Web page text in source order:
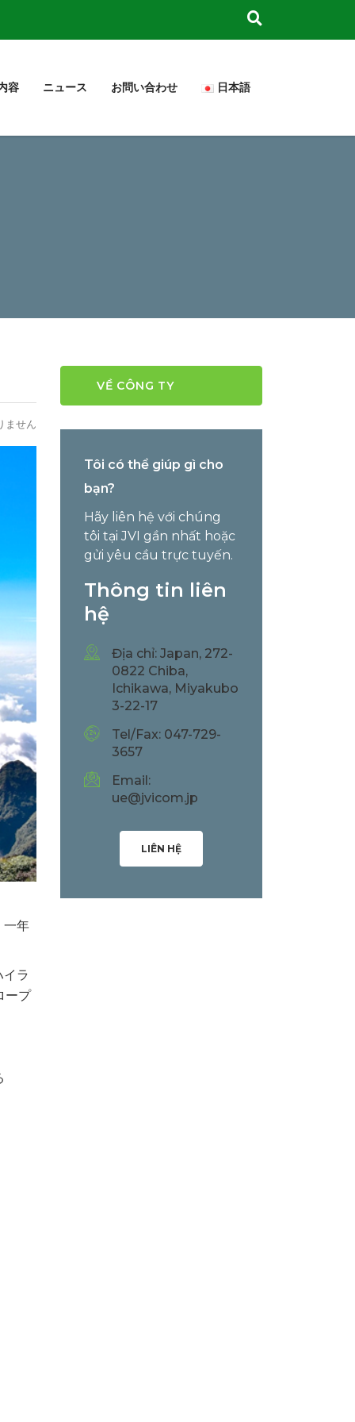
容 ニュース お問い合わせ 日本語
ません
一年
ラ
ープ
VỀ CÔNG TY
Tôi có thể giúp gì cho
bạn?
Hãy liên hệ với chúng
tôi tại JVI gần nhất hoặc
gửi yêu cầu trực tuyến.
Thông tin liên
hệ
Địa chỉ: Japan, 272-
0822 Chiba,
Ichikawa, Miyakubo
3-22-17
Tel/Fax: 047-729-
3657
Email:
ue@jvicom.jp
LIÊN HỆ